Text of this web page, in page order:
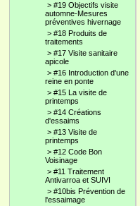
> #19 Objectifs visite
automne-Mesures
préventives hivernage
> #18 Produits de
traitements
> #17 Visite sanitaire
apicole
> #16 Introduction d'une
reine en ponte
> #15 La visite de
printemps
> #14 Créations
d'essaims
> #13 Visite de
printemps
> #12 Code Bon
Voisinage
> #11 Traitement
Antivarroa et SUIVI
> #10bis Prévention de
l'essaimage